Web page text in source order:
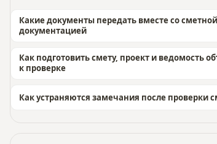
Какие документы передать вместе со сметной
документацией
Как подготовить смету, проект и ведомость
к проверке
Как устраняются замечания после проверки